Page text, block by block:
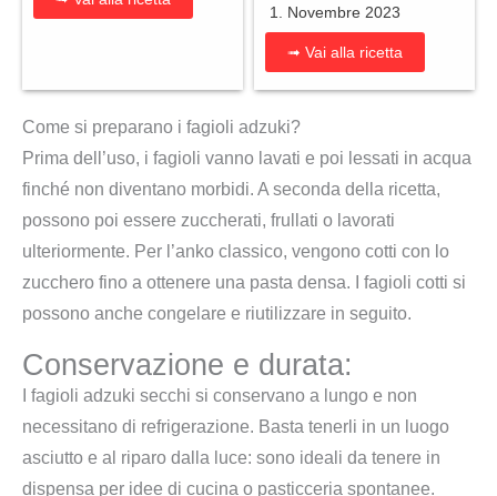
1. Novembre 2023
➟ Vai alla ricetta
Come si preparano i fagioli adzuki?
Prima dell’uso, i fagioli vanno lavati e poi lessati in acqua
finché non diventano morbidi. A seconda della ricetta,
possono poi essere zuccherati, frullati o lavorati
ulteriormente. Per l’anko classico, vengono cotti con lo
zucchero fino a ottenere una pasta densa. I fagioli cotti si
possono anche congelare e riutilizzare in seguito.
Conservazione e durata:
I fagioli adzuki secchi si conservano a lungo e non
necessitano di refrigerazione. Basta tenerli in un luogo
asciutto e al riparo dalla luce: sono ideali da tenere in
dispensa per idee di cucina o pasticceria spontanee.